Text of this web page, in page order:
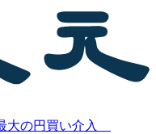
大の円買い介入